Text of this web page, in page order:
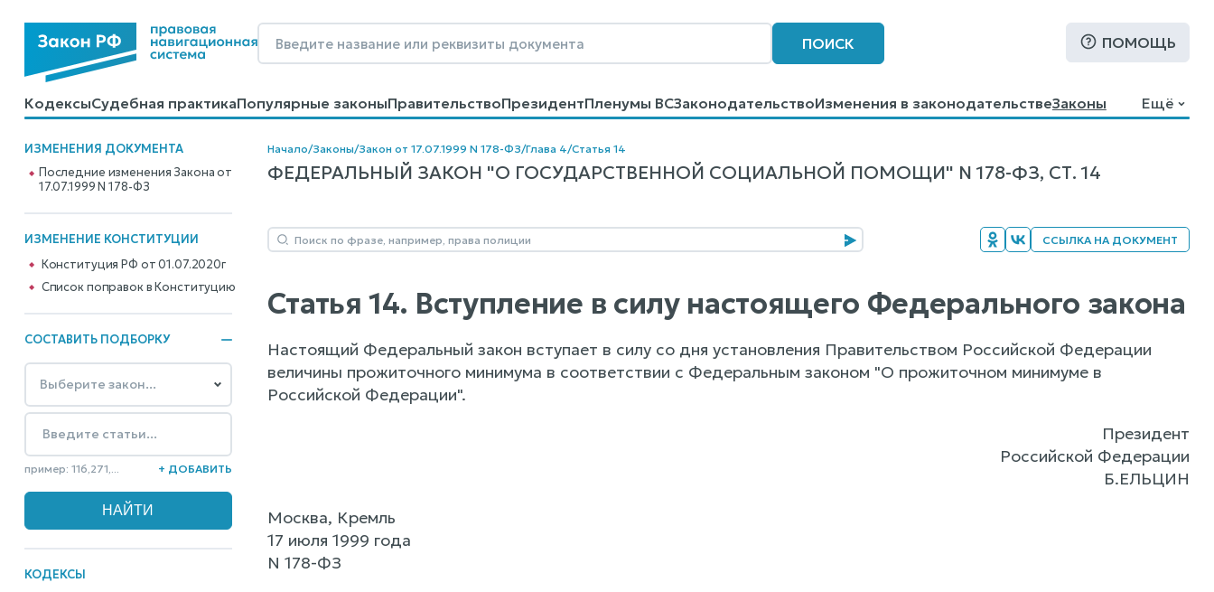
ПОИСК ПОМОЩЬ
КодексыСудебная практикаПопулярные законыПравительствоПрезидентПленумы ВСЗаконодательствоИзменения в законодательствеЗаконы
КалькуляторыСправочные материалыОбразцы договоровКонтактыПомощьПоиск
Ещё
ИЗМЕНЕНИЯ ДОКУМЕНТА
Последние изменения Закона от
17.07.1999 N 178-ФЗ
ИЗМЕНЕНИЕ КОНСТИТУЦИИ
Конституция РФ от 01.07.2020г
Cписок поправок в Конституцию
СОСТАВИТЬ ПОДБОРКУ
пример: 116,271,... + ДОБАВИТЬ
КОДЕКСЫ
Начало/Законы/Закон от 17.07.1999 N 178-ФЗ/Глава 4/Статья 14
ФЕДЕРАЛЬНЫЙ ЗАКОН "О ГОСУДАРСТВЕННОЙ СОЦИАЛЬНОЙ ПОМОЩИ" N 178-ФЗ, СТ. 14
ССЫЛКА НА ДОКУМЕНТ
Статья 14. Вступление в силу настоящего Федерального закона
Настоящий Федеральный закон вступает в силу со дня установления Правительством Российской Федерации
величины прожиточного минимума в соответствии с Федеральным законом "О прожиточном минимуме в
Российской Федерации".
Президент
Российской Федерации
Б.ЕЛЬЦИН
Москва, Кремль
17 июля 1999 года
N 178-ФЗ